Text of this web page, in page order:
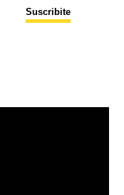
Suscribite